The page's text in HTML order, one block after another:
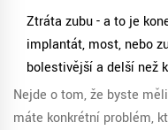
Ztráta zubu - a to je
implantát, most, nebo
bolestivější a delší než
Nejde o tom, že byste
máte konkrétní problém,